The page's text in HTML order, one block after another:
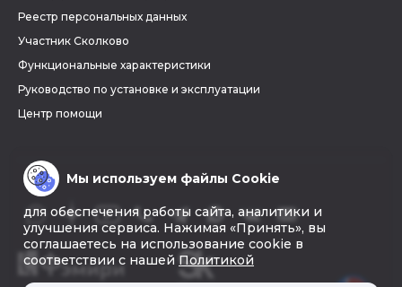
Реестр персональных данных
Участник Сколково
Функциональные характеристики
Руководство по установке и эксплуатации
Центр помощи
Мы используем файлы Cookie
для обеспечения работы сайта, аналитики и
улучшения сервиса. Нажимая «Принять», вы
соглашаетесь на использование cookie в
соответствии с нашей Политикой